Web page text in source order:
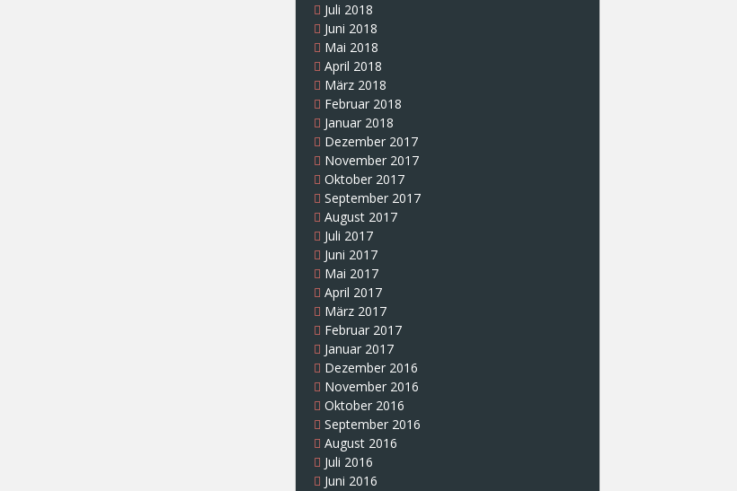
Juli 2018
Juni 2018
Mai 2018
April 2018
März 2018
Februar 2018
Januar 2018
Dezember 2017
November 2017
Oktober 2017
September 2017
August 2017
Juli 2017
Juni 2017
Mai 2017
April 2017
März 2017
Februar 2017
Januar 2017
Dezember 2016
November 2016
Oktober 2016
September 2016
August 2016
Juli 2016
Juni 2016